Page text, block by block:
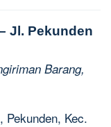
Jl. Pekunden
Barang,
Pekunden, Kec.